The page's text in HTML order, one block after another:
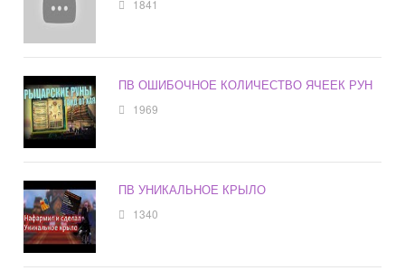
1841
ПВ ОШИБОЧНОЕ КОЛИЧЕСТВО ЯЧЕЕК РУН
1969
ПВ УНИКАЛЬНОЕ КРЫЛО
1340